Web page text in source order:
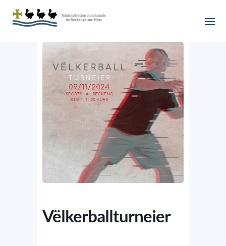
Vëlkerballturneier